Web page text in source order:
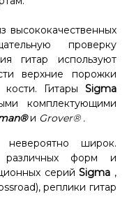
высококачественных
проверку
гитар используют
верхние порожки
кости. Гитары Sigma
комплектующими
и Grover® .
невероятно широк.
различных форм и
серийSigma ,
реплики гитар